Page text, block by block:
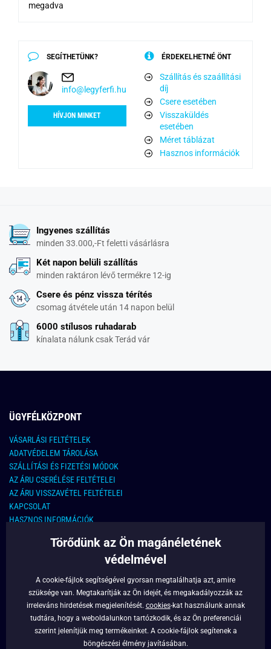
megadva
SEGÍTHETÜNK?
info@legyferfi.hu
HÍVJON MINKET
ÉRDEKELHETNÉ ÖNT
Szállítás és szaállítási
díj
Csere esetében
Visszaküldés
esetében
Méret táblázat
Hasznos információk
Ingyenes szállítás
minden 33.000,-Ft feletti vásárlásra
Két napon belüli szállítás
minden raktáron lévő termékre 12-ig
Csere és pénz vissza térítés
csomag átvétele után 14 napon belül
6000 stílusos ruhadarab
kínalata nálunk csak Terád vár
ÜGYFÉLKÖZPONT
VÁSARLÁSI FELTÉTELEK
ADATVÉDELEM TÁROLÁSA
SZÁLLÍTÁSI ÉS FIZETÉSI MÓDOK
AZ ÁRU CSERÉLÉSE FELTÉTELEI
AZ ÁRU VISSZAVÉTEL FELTÉTELEI
KAPCSOLAT
HASZNOS INFORMÁCIÓK
KAPCSOLAT
info@legyferfi.hu
FONTOS INFORMÁCIÓK
RÓLUNK
Törődünk az Ön magánéletének
védelmével
A cookie-fájlok segítségével gyorsan megtalálhatja azt, amire
szüksége van. Megtakarítják az Ön idejét, és megakadályozzák az
irreleváns hirdetések megjelenítését. cookies-kat használunk annak
tudtára, hogy a weboldalunkon tartózkodik, és az Ön preferenciái
szerint jelenítjük meg termékeinket. A cookie-fájlok segítenek a
böngészési élmény javításában.